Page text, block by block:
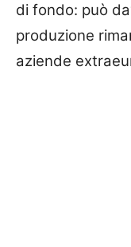
di fondo: può
produzione
aziende